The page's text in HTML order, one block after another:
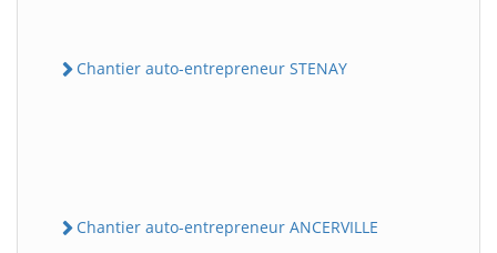
Chantier auto-entrepreneur STENAY
Chantier auto-entrepreneur ANCERVILLE